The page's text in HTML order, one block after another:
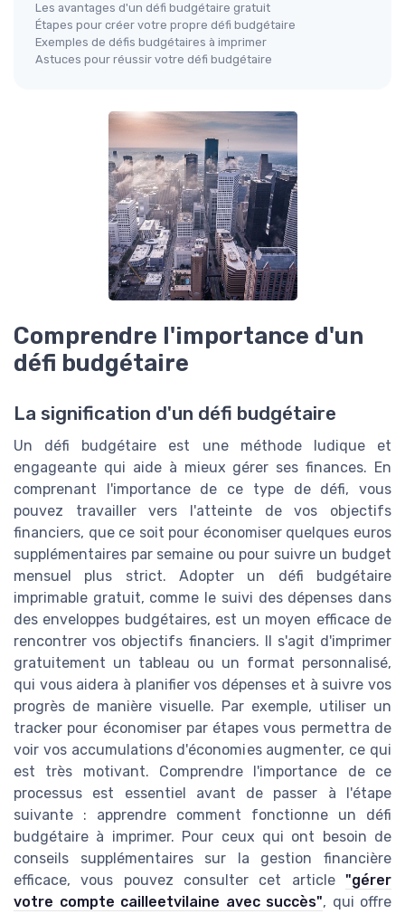
Les avantages d'un défi budgétaire gratuit
Étapes pour créer votre propre défi budgétaire
Exemples de défis budgétaires à imprimer
Astuces pour réussir votre défi budgétaire
Comprendre l'importance d'un
défi budgétaire
La signification d'un défi budgétaire
Un défi budgétaire est une méthode ludique et
engageante qui aide à mieux gérer ses finances. En
comprenant l'importance de ce type de défi, vous
pouvez travailler vers l'atteinte de vos objectifs
financiers, que ce soit pour économiser quelques euros
supplémentaires par semaine ou pour suivre un budget
mensuel plus strict. Adopter un défi budgétaire
imprimable gratuit, comme le suivi des dépenses dans
des enveloppes budgétaires, est un moyen efficace de
rencontrer vos objectifs financiers. Il s'agit d'imprimer
gratuitement un tableau ou un format personnalisé,
qui vous aidera à planifier vos dépenses et à suivre vos
progrès de manière visuelle. Par exemple, utiliser un
tracker pour économiser par étapes vous permettra de
voir vos accumulations d'économies augmenter, ce qui
est très motivant. Comprendre l'importance de ce
processus est essentiel avant de passer à l'étape
suivante : apprendre comment fonctionne un défi
budgétaire à imprimer. Pour ceux qui ont besoin de
conseils supplémentaires sur la gestion financière
efficace, vous pouvez consulter cet article "gérer
votre compte cailleetvilaine avec succès", qui offre